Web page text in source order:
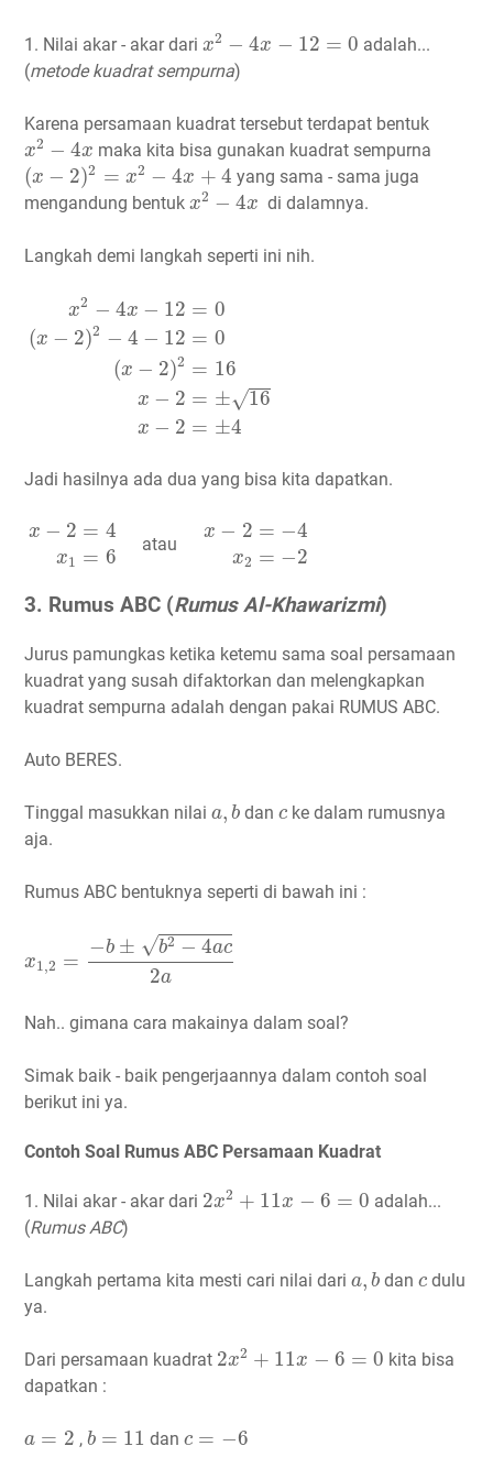
1. Nilai akar - akar dari x2 − 4x − 12 = 0
2 x = 0
adalah...
(metode kuadrat sempurna)
Karena persamaan kuadrat tersebut terdapat bentuk
x2 − 4x
x2−4x maka kita bisa gunakan kuadrat sempurna
(x − 2)2 = x2 − 4x + 4
(x )2=x2−4x+4
yang sama - sama juga
mengandung bentuk x2 − 4x
x 2 4 x di dalamnya.
Langkah demi langkah seperti ini nih.
x2 − 4x − 12 = 0
(x − 2)2 − 4 − 12 = 0
(x − 2)2 = 16
x − 2 = ±√16
x − 2 = ±4
− = −2) 4
Jadi hasilnya ada dua yang bisa kita dapatkan.
x − 2 = 4
x1 = 6
=4 =
atau
x − 2 = −4
x2 = −2
=− =−
3. Rumus ABC (Rumus Al-Khawarizmi)
Jurus pamungkas ketika ketemu sama soal persamaan
kuadrat yang susah difaktorkan dan melengkapkan
kuadrat sempurna adalah dengan pakai RUMUS ABC.
Auto BERES.
Tinggal masukkan nilai a, b
a b danc
c ke dalam rumusnya
aja.
Rumus ABC bentuknya seperti di bawah ini :
x1,2 =
−b ± √b2 − 4ac
2a
±b 2 4ac2a
Nah.. gimana cara makainya dalam soal?
Simak baik - baik pengerjaannya dalam contoh soal
berikut ini ya.
Contoh Soal Rumus ABC Persamaan Kuadrat
1. Nilai akar - akar dari 2x2 + 11x − 6 = 0
2 2 + 11x 0
adalah...
(Rumus ABC)
Langkah pertama kita mesti cari nilai dari a, b
a b danc
c dulu
ya.
Dari persamaan kuadrat 2x2 + 11x − 6 = 0
2 2 + 11x 0
kita bisa
dapatkan :
a = 2
a , b = 11
b 11 danc = −6
c